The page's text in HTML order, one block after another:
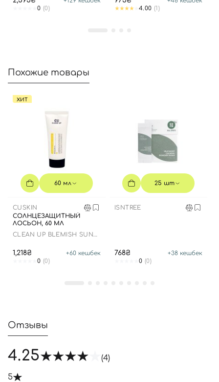
0 (0)
4.00 (1)
Похожие товары
ХИТ
60 мл
CUSKIN
СОЛНЦЕЗАЩИТНЫЙ
ЛОСЬОН, 60 МЛ
CLEAN UP BLEMISH SUN
1,218₴ +60 кешбек
0 (0)
25 шт
ISNTREE
768₴ +38 кешбек
0 (0)
Отзывы
4.25 (4)
5
Войти с помощью e-mail